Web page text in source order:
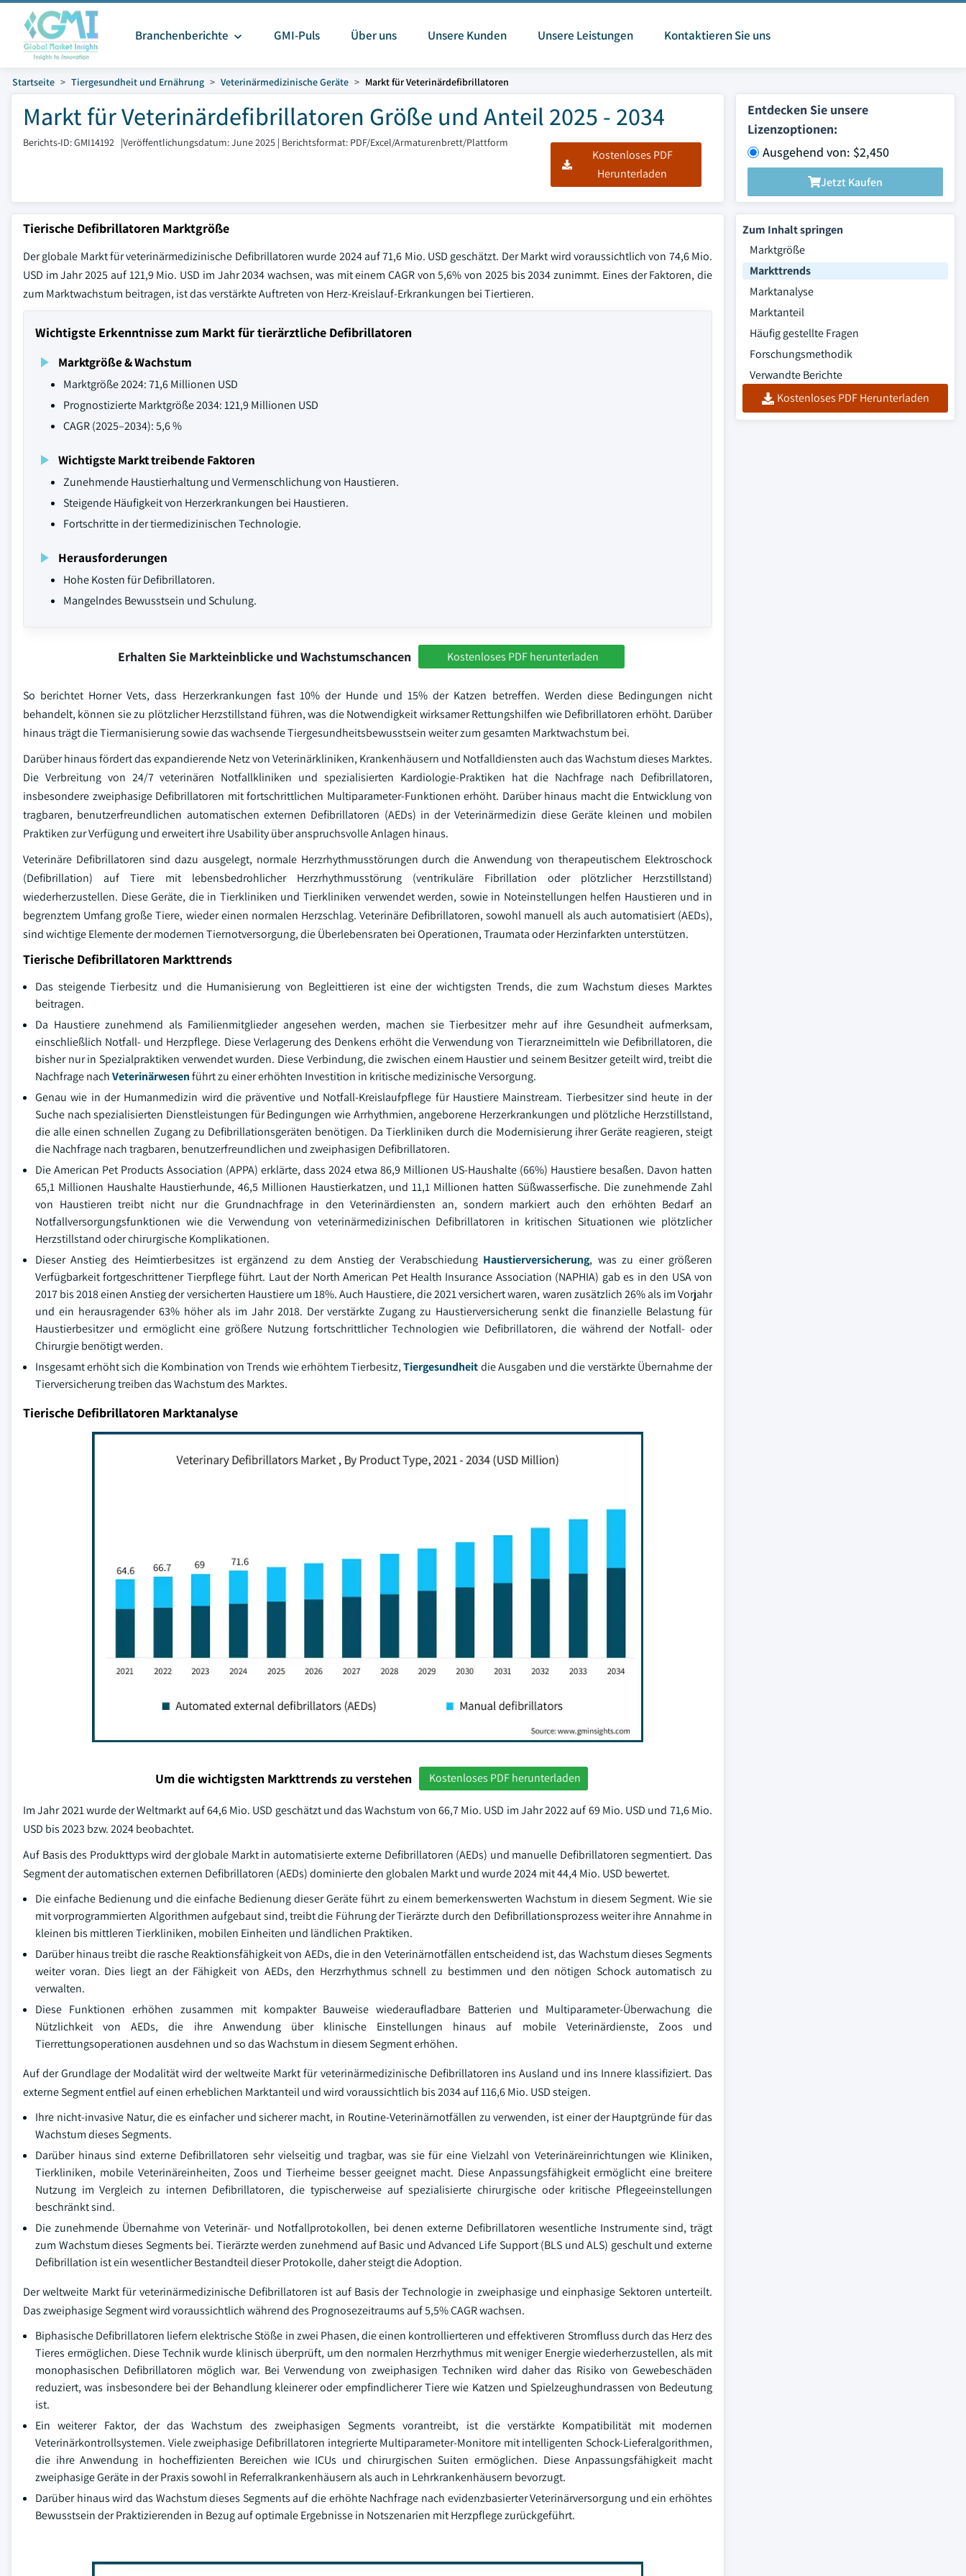
Branchenberichte GMI-Puls Über uns Unsere Kunden Unsere Leistungen Kontaktieren Sie uns
Startseite Tiergesundheit und Ernährung Veterinärmedizinische Geräte Markt für Veterinärdefibrillatoren
Markt für Veterinärdefibrillatoren Größe und Anteil 2025 - 2034
Berichts-ID: GMI14192 |Veröffentlichungsdatum: June 2025 | Berichtsformat: PDF/Excel/Armaturenbrett/Plattform
Kostenloses PDF
Herunterladen
Entdecken Sie unsere
Lizenzoptionen:
Ausgehend von: $2,450
Jetzt Kaufen
Tierische Defibrillatoren Marktgröße
Der globale Markt für veterinärmedizinische Defibrillatoren wurde 2024 auf 71,6 Mio. USD geschätzt. Der Markt wird voraussichtlich von 74,6 Mio.
USD im Jahr 2025 auf 121,9 Mio. USD im Jahr 2034 wachsen, was mit einem CAGR von 5,6% von 2025 bis 2034 zunimmt. Eines der Faktoren, die
zum Marktwachstum beitragen, ist das verstärkte Auftreten von Herz-Kreislauf-Erkrankungen bei Tiertieren.
Wichtigste Erkenntnisse zum Markt für tierärztliche Defibrillatoren
Marktgröße & Wachstum
Marktgröße 2024: 71,6 Millionen USD
Prognostizierte Marktgröße 2034: 121,9 Millionen USD
CAGR (2025–2034): 5,6 %
Wichtigste Markt treibende Faktoren
Zunehmende Haustierhaltung und Vermenschlichung von Haustieren.
Steigende Häufigkeit von Herzerkrankungen bei Haustieren.
Fortschritte in der tiermedizinischen Technologie.
Herausforderungen
Hohe Kosten für Defibrillatoren.
Mangelndes Bewusstsein und Schulung.
Erhalten Sie Markteinblicke und Wachstumschancen Kostenloses PDF herunterladen
So berichtet Horner Vets, dass Herzerkrankungen fast 10% der Hunde und 15% der Katzen betreffen. Werden diese Bedingungen nicht
behandelt, können sie zu plötzlicher Herzstillstand führen, was die Notwendigkeit wirksamer Rettungshilfen wie Defibrillatoren erhöht. Darüber
hinaus trägt die Tiermanisierung sowie das wachsende Tiergesundheitsbewusstsein weiter zum gesamten Marktwachstum bei.
Darüber hinaus fördert das expandierende Netz von Veterinärkliniken, Krankenhäusern und Notfalldiensten auch das Wachstum dieses Marktes.
Die Verbreitung von 24/7 veterinären Notfallkliniken und spezialisierten Kardiologie-Praktiken hat die Nachfrage nach Defibrillatoren,
insbesondere zweiphasige Defibrillatoren mit fortschrittlichen Multiparameter-Funktionen erhöht. Darüber hinaus macht die Entwicklung von
tragbaren, benutzerfreundlichen automatischen externen Defibrillatoren (AEDs) in der Veterinärmedizin diese Geräte kleinen und mobilen
Praktiken zur Verfügung und erweitert ihre Usability über anspruchsvolle Anlagen hinaus.
Veterinäre Defibrillatoren sind dazu ausgelegt, normale Herzrhythmusstörungen durch die Anwendung von therapeutischem Elektroschock
(Defibrillation) auf Tiere mit lebensbedrohlicher Herzrhythmusstörung (ventrikuläre Fibrillation oder plötzlicher Herzstillstand)
wiederherzustellen. Diese Geräte, die in Tierkliniken und Tierkliniken verwendet werden, sowie in Noteinstellungen helfen Haustieren und in
begrenztem Umfang große Tiere, wieder einen normalen Herzschlag. Veterinäre Defibrillatoren, sowohl manuell als auch automatisiert (AEDs),
sind wichtige Elemente der modernen Tiernotversorgung, die Überlebensraten bei Operationen, Traumata oder Herzinfarkten unterstützen.
Tierische Defibrillatoren Markttrends
Das steigende Tierbesitz und die Humanisierung von Begleittieren ist eine der wichtigsten Trends, die zum Wachstum dieses Marktes
beitragen.
Da Haustiere zunehmend als Familienmitglieder angesehen werden, machen sie Tierbesitzer mehr auf ihre Gesundheit aufmerksam,
einschließlich Notfall- und Herzpflege. Diese Verlagerung des Denkens erhöht die Verwendung von Tierarzneimitteln wie Defibrillatoren, die
bisher nur in Spezialpraktiken verwendet wurden. Diese Verbindung, die zwischen einem Haustier und seinem Besitzer geteilt wird, treibt die
Nachfrage nachVeterinärwesenführt zu einer erhöhten Investition in kritische medizinische Versorgung.
Genau wie in der Humanmedizin wird die präventive und Notfall-Kreislaufpflege für Haustiere Mainstream. Tierbesitzer sind heute in der
Suche nach spezialisierten Dienstleistungen für Bedingungen wie Arrhythmien, angeborene Herzerkrankungen und plötzliche Herzstillstand,
die alle einen schnellen Zugang zu Defibrillationsgeräten benötigen. Da Tierkliniken durch die Modernisierung ihrer Geräte reagieren, steigt
die Nachfrage nach tragbaren, benutzerfreundlichen und zweiphasigen Defibrillatoren.
Die American Pet Products Association (APPA) erklärte, dass 2024 etwa 86,9 Millionen US-Haushalte (66%) Haustiere besaßen. Davon hatten
65,1 Millionen Haushalte Haustierhunde, 46,5 Millionen Haustierkatzen, und 11,1 Millionen hatten Süßwasserfische. Die zunehmende Zahl
von Haustieren treibt nicht nur die Grundnachfrage in den Veterinärdiensten an, sondern markiert auch den erhöhten Bedarf an
Notfallversorgungsfunktionen wie die Verwendung von veterinärmedizinischen Defibrillatoren in kritischen Situationen wie plötzlicher
Herzstillstand oder chirurgische Komplikationen.
Dieser Anstieg des Heimtierbesitzes ist ergänzend zu dem Anstieg der Verabschiedung Haustierversicherung, was zu einer größeren
Verfügbarkeit fortgeschrittener Tierpflege führt. Laut der North American Pet Health Insurance Association (NAPHIA) gab es in den USA von
2017 bis 2018 einen Anstieg der versicherten Haustiere um 18%. Auch Haustiere, die 2021 versichert waren, waren zusätzlich 26% als im Vorjahr
und ein herausragender 63% höher als im Jahr 2018. Der verstärkte Zugang zu Haustierversicherung senkt die finanzielle Belastung für
Haustierbesitzer und ermöglicht eine größere Nutzung fortschrittlicher Technologien wie Defibrillatoren, die während der Notfall- oder
Chirurgie benötigt werden.
Insgesamt erhöht sich die Kombination von Trends wie erhöhtem Tierbesitz,Tiergesundheitdie Ausgaben und die verstärkte Übernahme der
Tierversicherung treiben das Wachstum des Marktes.
Tierische Defibrillatoren Marktanalyse
Um die wichtigsten Markttrends zu verstehen Kostenloses PDF herunterladen
Im Jahr 2021 wurde der Weltmarkt auf 64,6 Mio. USD geschätzt und das Wachstum von 66,7 Mio. USD im Jahr 2022 auf 69 Mio. USD und 71,6 Mio.
USD bis 2023 bzw. 2024 beobachtet.
Auf Basis des Produkttyps wird der globale Markt in automatisierte externe Defibrillatoren (AEDs) und manuelle Defibrillatoren segmentiert. Das
Segment der automatischen externen Defibrillatoren (AEDs) dominierte den globalen Markt und wurde 2024 mit 44,4 Mio. USD bewertet.
Die einfache Bedienung und die einfache Bedienung dieser Geräte führt zu einem bemerkenswerten Wachstum in diesem Segment. Wie sie
mit vorprogrammierten Algorithmen aufgebaut sind, treibt die Führung der Tierärzte durch den Defibrillationsprozess weiter ihre Annahme in
kleinen bis mittleren Tierkliniken, mobilen Einheiten und ländlichen Praktiken.
Darüber hinaus treibt die rasche Reaktionsfähigkeit von AEDs, die in den Veterinärnotfällen entscheidend ist, das Wachstum dieses Segments
weiter voran. Dies liegt an der Fähigkeit von AEDs, den Herzrhythmus schnell zu bestimmen und den nötigen Schock automatisch zu
verwalten.
Diese Funktionen erhöhen zusammen mit kompakter Bauweise wiederaufladbare Batterien und Multiparameter-Überwachung die
Nützlichkeit von AEDs, die ihre Anwendung über klinische Einstellungen hinaus auf mobile Veterinärdienste, Zoos und
Tierrettungsoperationen ausdehnen und so das Wachstum in diesem Segment erhöhen.
Auf der Grundlage der Modalität wird der weltweite Markt für veterinärmedizinische Defibrillatoren ins Ausland und ins Innere klassifiziert. Das
externe Segment entfiel auf einen erheblichen Marktanteil und wird voraussichtlich bis 2034 auf 116,6 Mio. USD steigen.
Ihre nicht-invasive Natur, die es einfacher und sicherer macht, in Routine-Veterinärnotfällen zu verwenden, ist einer der Hauptgründe für das
Wachstum dieses Segments.
Darüber hinaus sind externe Defibrillatoren sehr vielseitig und tragbar, was sie für eine Vielzahl von Veterinäreinrichtungen wie Kliniken,
Tierkliniken, mobile Veterinäreinheiten, Zoos und Tierheime besser geeignet macht. Diese Anpassungsfähigkeit ermöglicht eine breitere
Nutzung im Vergleich zu internen Defibrillatoren, die typischerweise auf spezialisierte chirurgische oder kritische Pflegeeinstellungen
beschränkt sind.
Die zunehmende Übernahme von Veterinär- und Notfallprotokollen, bei denen externe Defibrillatoren wesentliche Instrumente sind, trägt
zum Wachstum dieses Segments bei. Tierärzte werden zunehmend auf Basic und Advanced Life Support (BLS und ALS) geschult und externe
Defibrillation ist ein wesentlicher Bestandteil dieser Protokolle, daher steigt die Adoption.
Der weltweite Markt für veterinärmedizinische Defibrillatoren ist auf Basis der Technologie in zweiphasige und einphasige Sektoren unterteilt.
Das zweiphasige Segment wird voraussichtlich während des Prognosezeitraums auf 5,5% CAGR wachsen.
Biphasische Defibrillatoren liefern elektrische Stöße in zwei Phasen, die einen kontrollierteren und effektiveren Stromfluss durch das Herz des
Tieres ermöglichen. Diese Technik wurde klinisch überprüft, um den normalen Herzrhythmus mit weniger Energie wiederherzustellen, als mit
monophasischen Defibrillatoren möglich war. Bei Verwendung von zweiphasigen Techniken wird daher das Risiko von Gewebeschäden
reduziert, was insbesondere bei der Behandlung kleinerer oder empfindlicherer Tiere wie Katzen und Spielzeughundrassen von Bedeutung
ist.
Ein weiterer Faktor, der das Wachstum des zweiphasigen Segments vorantreibt, ist die verstärkte Kompatibilität mit modernen
Veterinärkontrollsystemen. Viele zweiphasige Defibrillatoren integrierte Multiparameter-Monitore mit intelligenten Schock-Lieferalgorithmen,
die ihre Anwendung in hocheffizienten Bereichen wie ICUs und chirurgischen Suiten ermöglichen. Diese Anpassungsfähigkeit macht
zweiphasige Geräte in der Praxis sowohl in Referralkrankenhäusern als auch in Lehrkrankenhäusern bevorzugt.
Darüber hinaus wird das Wachstum dieses Segments auf die erhöhte Nachfrage nach evidenzbasierter Veterinärversorgung und ein erhöhtes
Bewusstsein der Praktizierenden in Bezug auf optimale Ergebnisse in Notszenarien mit Herzpflege zurückgeführt.
Zum Inhalt springen
Marktgröße
Markttrends
Marktanalyse
Marktanteil
Häufig gestellte Fragen
Forschungsmethodik
Verwandte Berichte
Kostenloses PDF Herunterladen